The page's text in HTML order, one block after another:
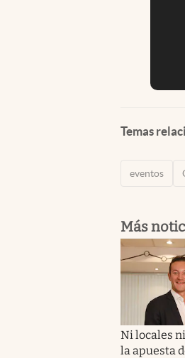
Temas
eventos
Más
Ni locales
la apuesta